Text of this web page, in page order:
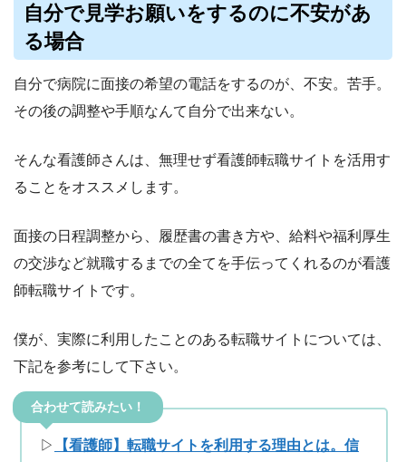
自分で見学お願いをするのに不安があ
る場合
自分で病院に面接の希望の電話をするのが、不安。苦手。
その後の調整や手順なんて自分で出来ない。
そんな看護師さんは、無理せず看護師転職サイトを活用す
ることをオススメします。
面接の日程調整から、履歴書の書き方や、給料や福利厚生
の交渉など就職するまでの全てを手伝ってくれるのが看護
師転職サイトです。
僕が、実際に利用したことのある転職サイトについては、
下記を参考にして下さい。
合わせて読みたい！
▷
【看護師】転職サイトを利用する理由とは。信